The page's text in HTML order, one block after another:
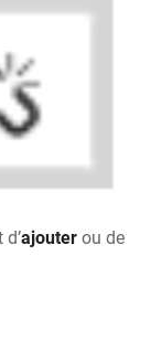
ajouter ou de